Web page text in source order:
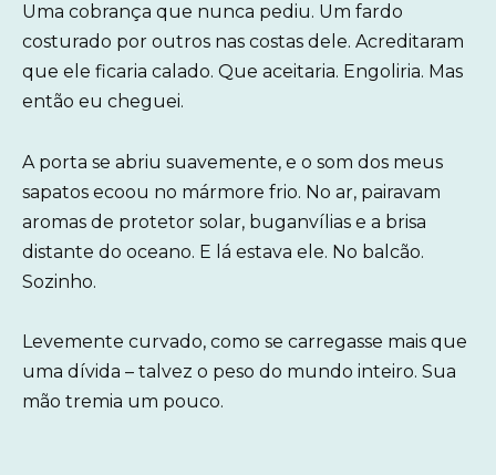
Uma cobrança que nunca pediu. Um fardo
costurado por outros nas costas dele. Acreditaram
que ele ficaria calado. Que aceitaria. Engoliria. Mas
então eu cheguei.
A porta se abriu suavemente, e o som dos meus
sapatos ecoou no mármore frio. No ar, pairavam
aromas de protetor solar, buganvílias e a brisa
distante do oceano. E lá estava ele. No balcão.
Sozinho.
Levemente curvado, como se carregasse mais que
uma dívida – talvez o peso do mundo inteiro. Sua
mão tremia um pouco.